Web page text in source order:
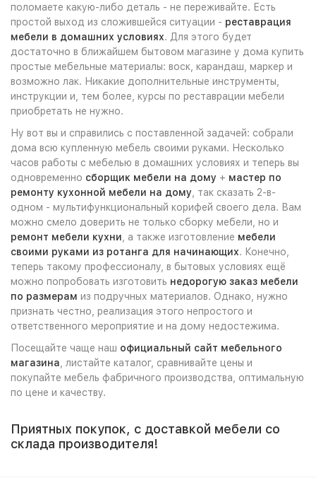
поломаете какую-либо деталь - не переживайте. Есть
простой выход из сложившейся ситуации - реставрация
мебели в домашних условиях. Для этого будет
достаточно в ближайшем бытовом магазине у дома купить
простые мебельные материалы: воск, карандаш, маркер и
возможно лак. Никакие дополнительные инструменты,
инструкции и, тем более, курсы по реставрации мебели
приобретать не нужно.
Ну вот вы и справились с поставленной задачей: собрали
дома всю купленную мебель своими руками. Несколько
часов работы с мебелью в домашних условиях и теперь вы
одновременно сборщик мебели на дому + мастер по
ремонту кухонной мебели на дому , так сказать 2-в-
одном - мультифункциональный корифей своего дела. Вам
можно смело доверить не только сборку мебели, но и
ремонт мебели кухни , а также изготовление мебели
своими руками из ротанга для начинающих. Конечно,
теперь такому профессионалу, в бытовых условиях ещё
можно попробовать изготовить недорогую заказ мебели
по размерам из подручных материалов. Однако, нужно
признать честно, реализация этого непростого и
ответственного мероприятие и на дому недостежима.
Посещайте чаще наш официальный сайт мебельного
магазина , листайте каталог, сравнивайте цены и
покупайте мебель фабричного производства, оптимальную
по цене и качеству.
Приятных покупок, с доставкой мебели со
склада производителя!